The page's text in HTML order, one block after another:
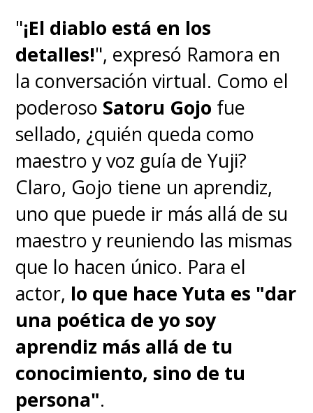
"¡El diablo está en los
detalles!", expresó Ramora en
la conversación virtual. Como el
poderoso Satoru Gojo fue
sellado, ¿quién queda como
maestro y voz guía de Yuji?
Claro, Gojo tiene un aprendiz,
uno que puede ir más allá de su
maestro y reuniendo las mismas
que lo hacen único. Para el
actor, lo que hace Yuta es "dar
una poética de yo soy
aprendiz más allá de tu
conocimiento, sino de tu
persona".